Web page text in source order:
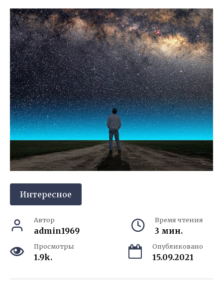
Интересное
Автор
admin1969
Время чтения
3 мин.
Просмотры
1.9k.
Опубликовано
15.09.2021